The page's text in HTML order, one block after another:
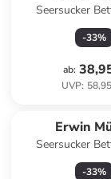
Seersucker
Rosenheim in
-33%
ab:
UVP:
Erwin
Seersucker
Rosenheim
-33%